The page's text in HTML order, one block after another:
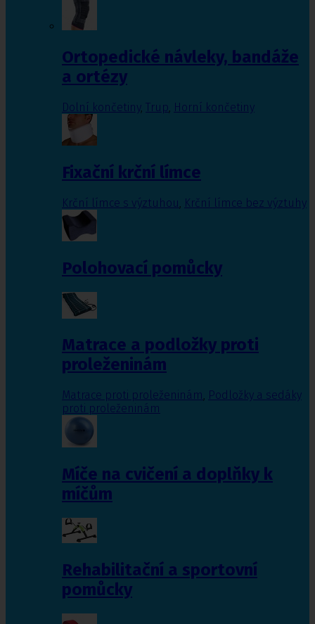
Ortopedické návleky, bandáže
a ortézy
Dolní končetiny, Trup, Horní končetiny
Fixační krční límce
Krční límce s výztuhou Krční límce bez výztuhy
Polohovací pomůcky
Matrace a podložky proti
proleženinám
Matrace proti proleženinám, Podložky a sedáky
proti proleženinám
Míče na cvičení a doplňky k
míčům
Rehabilitační a sportovní
pomůcky